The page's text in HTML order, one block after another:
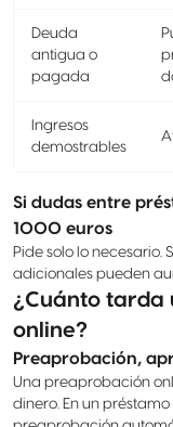
Deuda
antigua o
pagada
Ingresos
demostrables
Si dudas entre
1000 euros
Pide solo lo
adicionales pueden
¿Cuánto tarda
online?
Preaprobación,
Una preaprobación
dinero. En un